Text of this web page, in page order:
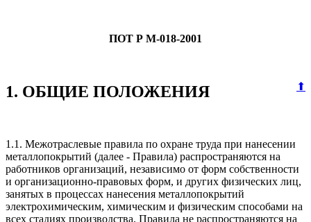
ПОТ Р М-018-2001
⬆
1. ОБЩИЕ ПОЛОЖЕНИЯ
1.1. Межотраслевые правила по охране труда при нанесении
металлопокрытий (далее - Правила) распространяются на
работников организаций, независимо от форм собственности
и организационно-правовых форм, и других физических лиц,
занятых в процессах нанесения металлопокрытий
электрохимическим, химическим и физическим способами на
всех стадиях производства. Правила не распространяются на